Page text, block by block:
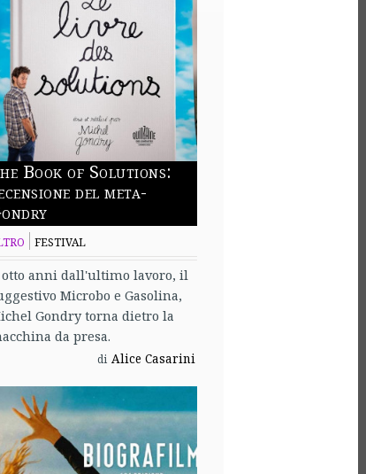
Book of Solutions:
del meta-
FESTIVAL
otto anni dall'ultimo lavoro, il
Microbo e Gasolina,
Gondry torna dietro la
da presa.
di Alice Casarini